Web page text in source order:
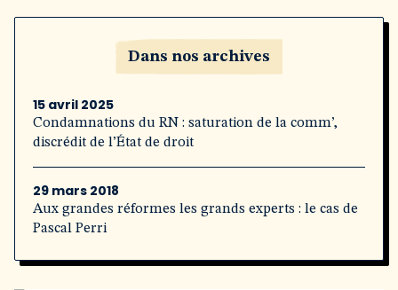
Dans nos archives
15 avril 2025
Condamnations du RN : saturation de la comm’,
discrédit de l’État de droit
29 mars 2018
Aux grandes réformes les grands experts : le cas de
Pascal Perri